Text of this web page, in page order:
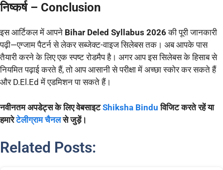
निष्कर्ष – Conclusion
इस आर्टिकल में आपने Bihar Deled Syllabus 2026की पूरी जानकारी
पढ़ी—एग्जाम पैटर्न से लेकर सब्जेक्ट-वाइज सिलेबस तक। अब आपके पास
तैयारी करने के लिए एक स्पष्ट रोडमैप है। अगर आप इस सिलेबस के हिसाब से
नियमित पढ़ाई करते हैं, तो आप आसानी से परीक्षा में अच्छा स्कोर कर सकते हैं
और D.El.Ed में एडमिशन पा सकते हैं।
नवीनतम अपडेट्स के लिए वेबसाइटShiksha Bindu विजिट करते रहें या
हमारेटेलीग्राम चैनल से जुड़ें।
Related Posts: